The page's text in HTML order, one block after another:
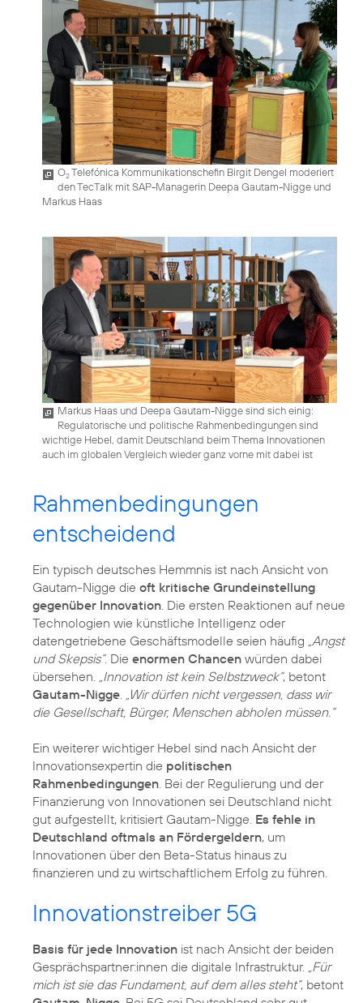
O2Telefónica Kommunikationschefin Birgit Dengel moderiert
den TecTalk mit SAP-Managerin Deepa Gautam-Nigge und
Markus Haas
Markus Haas und Deepa Gautam-Nigge sind sich einig:
Regulatorische und politische Rahmenbedingungen sind
wichtige Hebel, damit Deutschland beim Thema Innovationen
auch im globalen Vergleich wieder ganz vorne mit dabei ist
Rahmenbedingungen
entscheidend
Ein typisch deutsches Hemmnis ist nach Ansicht von
Gautam-Nigge die oft kritische Grundeinstellung
gegenüber Innovation . Die ersten Reaktionen auf neue
Technologien wie künstliche Intelligenz oder
datengetriebene Geschäftsmodelle seien häufig „Angst
und Skepsis“. Die enormen Chancen würden dabei
übersehen.
„Innovation ist kein Selbstzweck“, betont
Gautam-Nigge
„Wir dürfen nicht vergessen, dass wir
die Gesellschaft, Bürger, Menschen abholen müssen.“
Ein weiterer wichtiger Hebel sind nach Ansicht der
Innovationsexpertin die politischen
Rahmenbedingungen . Bei der Regulierung und der
Finanzierung von Innovationen sei Deutschland nicht
gut aufgestellt, kritisiert Gautam-Nigge. Es fehle in
Deutschland oftmals an Fördergeldern, um
Innovationen über den Beta-Status hinaus zu
finanzieren und zu wirtschaftlichem Erfolg zu führen.
Innovationstreiber 5G
Basis für jede Innovation ist nach Ansicht der beiden
Gesprächspartner:innen die digitale Infrastruktur. „Für
mich ist sie das Fundament, auf dem alles steht“, betont